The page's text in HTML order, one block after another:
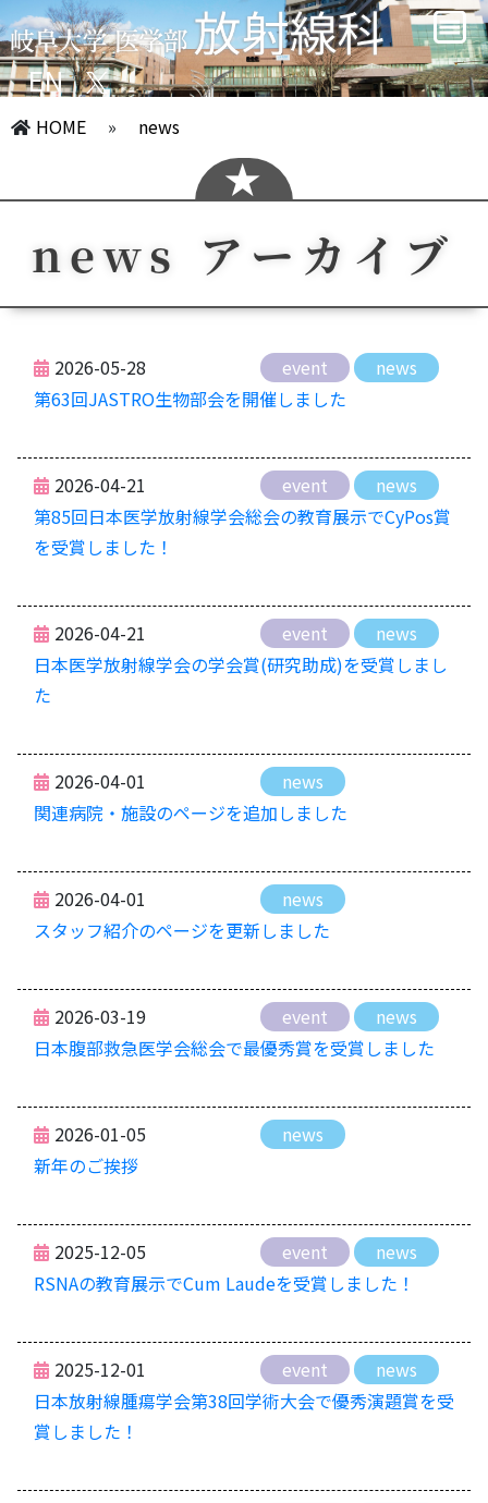
EN
HOME » news
news アーカイブ
2026-05-28 event
news
第63回JASTRO生物部会を開催しました
2026-04-21 event
news
第85回日本医学放射線学会総会の教育展示でCyPos賞
を受賞しました！
2026-04-21 event
news
日本医学放射線学会の学会賞(研究助成)を受賞しまし
た
2026-04-01
news
関連病院・施設のページを追加しました
2026-04-01
news
スタッフ紹介のページを更新しました
2026-03-19 event
news
日本腹部救急医学会総会で最優秀賞を受賞しました
2026-01-05
news
新年のご挨拶
2025-12-05 event
news
RSNAの教育展示でCum Laudeを受賞しました！
2025-12-01 event
news
日本放射線腫瘍学会第38回学術大会で優秀演題賞を受
賞しました！